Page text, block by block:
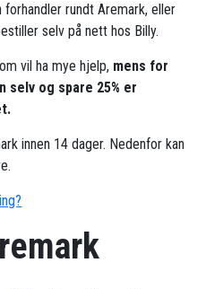
rundt Aremark, eller
selv på nett hos Billy.
vil ha mye hjelp, mens for
selv og spare 25% er
innen 14 dager. Nedenfor kan